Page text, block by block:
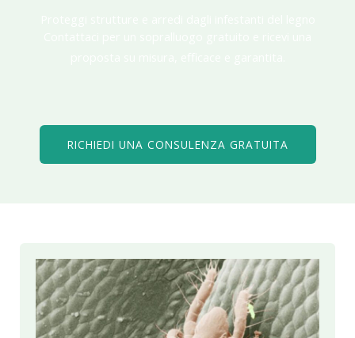
RICHIEDI UNA CONSULENZA GRATUITA